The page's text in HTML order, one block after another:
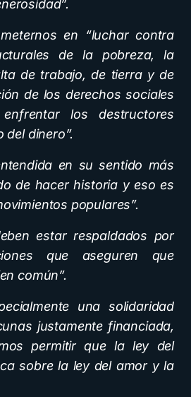
en “luchar contra
de la pobreza, la
de trabajo, de tierra y de
de los derechos sociales
los destructores
del dinero”.
en su sentido más
de hacer historia y eso es
populares”.
estar respaldados por
que aseguren que
común”.
una solidaridad
justamente financiada,
permitir que la ley del
sobre la ley del amor y la